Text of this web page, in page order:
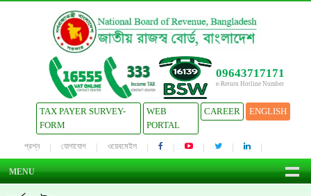
09643717171
e-Return Hotline Number
TAX PAYER SURVEY-
FORM
WEB
PORTAL
CAREER ENGLISH
প্রশ্ন যোগাযোগ ওয়েবমেইল
MENU